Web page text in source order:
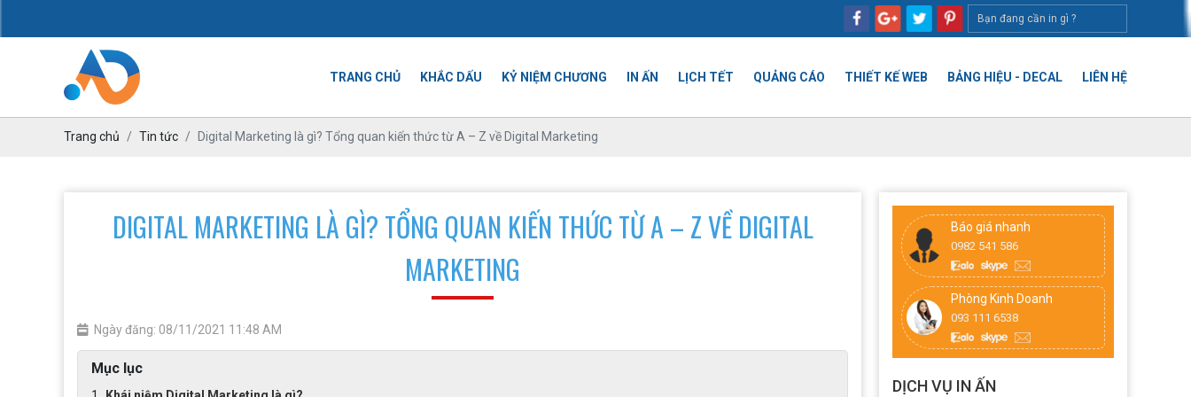
TRANG CHỦ KHẮC DẤU KỶ NIỆM CHƯƠNG IN ẤN LỊCH TẾT QUẢNG CÁO THIẾT KẾ WEB BẢNG HIỆU - DECAL LIÊN HỆ
Trang chủ Tin tức Digital Marketing là gì? Tổng quan kiến thức từ A – Z về Digital Marketing
DIGITAL MARKETING LÀ GÌ? TỔNG QUAN KIẾN THỨC TỪ A – Z VỀ DIGITAL
MARKETING
Ngày đăng: 08/11/2021 11:48 AM
Mục lục
Báo giá nhanh
0982 541 586
Phòng Kinh Doanh
093 111 6538
DỊCH VỤ IN ẤN